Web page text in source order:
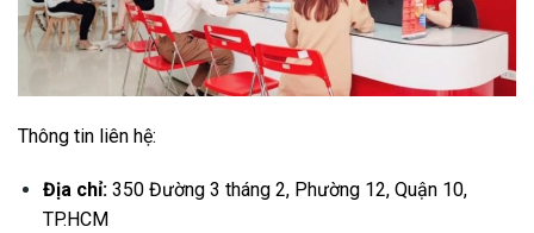
Thông tin liên hệ:
Địa chỉ:350 Đường 3 tháng 2, Phường 12, Quận 10,
TP.HCM